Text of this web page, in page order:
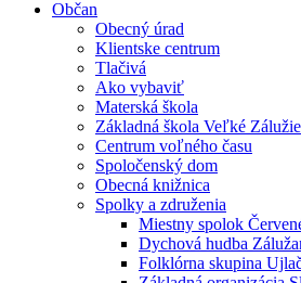
Občan
Obecný úrad
Klientske centrum
Tlačivá
Ako vybaviť
Materská škola
Základná škola Veľké Zálužie
Centrum voľného času
Spoločenský dom
Obecná knižnica
Spolky a združenia
Miestny spolok
Dychová hudba
Folklórna skupina